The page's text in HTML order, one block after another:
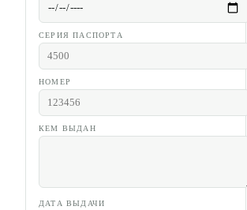
СЕРИЯ ПАСПОРТА
НОМЕР
КЕМ ВЫДАН
ДАТА ВЫДАЧИ